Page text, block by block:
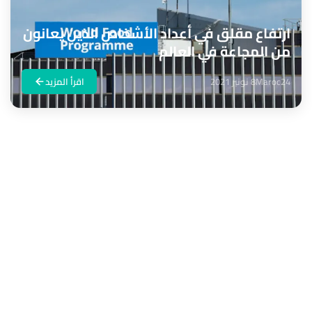
ارتفاع مقلق في أعداد الأشخاص الذين يعانون
من المجاعة في العالم
Maroc248 نونبر 2021 اقرأ المزيد